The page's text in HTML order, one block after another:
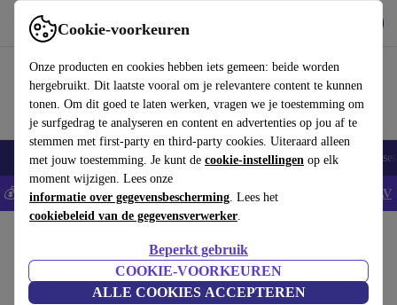
Cookie-voorkeuren
Onze producten en cookies hebben iets gemeen: beide worden
hergebruikt. Dit laatste vooral om je relevantere content te kunnen
tonen. Om dit goed te laten werken, vragen we je toestemming om
je surfgedrag te analyseren en content en advertenties op jou af te
stemmen met first-party en third-party cookies. Uiteraard alleen
met jouw toestemming. Je kunt de cookie-instellingen op elk
moment wijzigen. Lees onze
informatie over gegevensbescherming. Lees het
cookiebeleid van de gegevensverwerker.
Beperkt gebruik
COOKIE-VOORKEUREN
ALLE COOKIES ACCEPTEREN
Gebruik refurbed snel en eenvoudig
Elektronica Huishouden Keuken Sport E-Bikes Yoga
💰Bespaar 5% EXTRA op alle iPhones - Code: IPHONEDEAL - AV
Krachtsport:
Hoogwaardige Krachtsport voor al jouw sportieve behoeften, met